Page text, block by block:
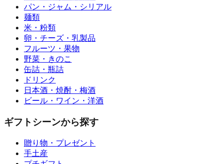
パン・ジャム・シリアル
麺類
米・粉類
卵・チーズ・乳製品
フルーツ・果物
野菜・きのこ
缶詰・瓶詰
ドリンク
日本酒・焼酎・梅酒
ビール・ワイン・洋酒
ギフトシーンから探す
贈り物・プレゼント
手土産